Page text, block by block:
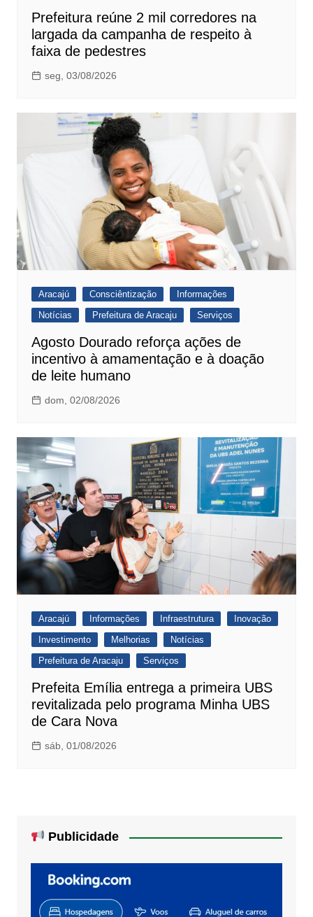
Prefeitura reúne 2 mil corredores na
largada da campanha de respeito à
faixa de pedestres
seg, 03/08/2026
Aracajú Consciêntização
Informações
Notícias
Prefeitura de Aracaju Serviços
Agosto Dourado reforça ações de
incentivo à amamentação e à doação
de leite humano
dom, 02/08/2026
Aracajú Informações Infraestrutura
Inovação
Investimento
Melhorias
Notícias
Prefeitura de Aracaju
Serviços
Prefeita Emília entrega a primeira UBS
revitalizada pelo programa Minha UBS
de Cara Nova
sáb, 01/08/2026
Publicidade